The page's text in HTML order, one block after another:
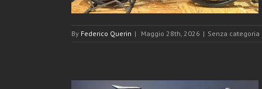
By Federico Querin | Maggio 28th, 2026 | Senza categoria